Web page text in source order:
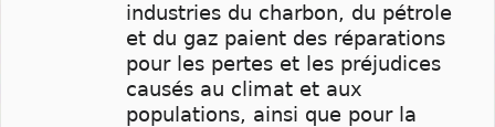
industries du charbon, du pétrole
et du gaz paient des réparations
pour les pertes et les préjudices
causés au climat et aux
populations, ainsi que pour la